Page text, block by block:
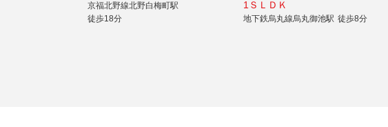
京福北野線北野白梅町駅
徒歩18分
1ＳＬＤＫ
地下鉄烏丸線烏丸御池駅 徒歩8分